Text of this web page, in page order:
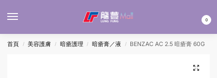
0
首頁 / 美容護膚 / 暗瘡護理 / 暗瘡膏／液 / BENZAC AC 2.5 暗瘡膏 60G